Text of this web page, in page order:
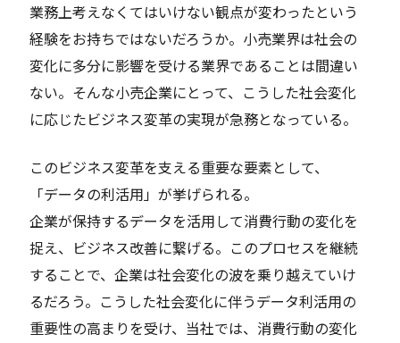
業務上考えなくてはいけない観点が変わったという
経験をお持ちではないだろうか。小売業界は社会の
変化に多分に影響を受ける業界であることは間違い
ない。そんな小売企業にとって、こうした社会変化
に応じたビジネス変革の実現が急務となっている。
このビジネス変革を支える重要な要素として、
「データの利活用」が挙げられる。
企業が保持するデータを活用して消費行動の変化を
捉え、ビジネス改善に繋げる。このプロセスを継続
することで、企業は社会変化の波を乗り越えていけ
るだろう。こうした社会変化に伴うデータ利活用の
重要性の高まりを受け、当社では、消費行動の変化